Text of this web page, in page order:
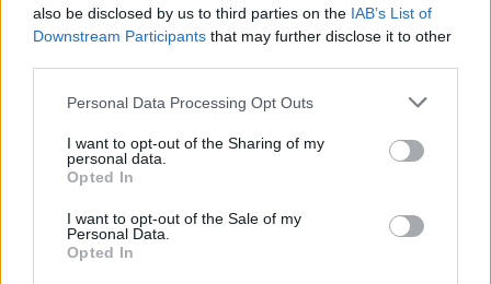
also be disclosed by us to third parties on the IAB’s List of
Downstream Participants that may further disclose it to other
Personal Data Processing Opt Outs
I want to opt-out of the Sharing of my
personal data.
Opted In
I want to opt-out of the Sale of my
Personal Data.
Opted In
ΤοPlastiras Lake Festival 2026πραγματοποιείται
Βοτανικό Κήπο Νεοχωρίου, Λίμνη Πλαστήρα